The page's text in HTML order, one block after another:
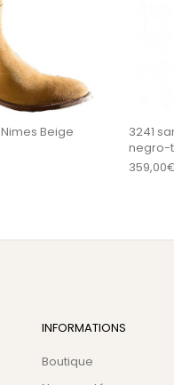
Beige
3241
negro-
359,00
INFORMATIONS
Boutique